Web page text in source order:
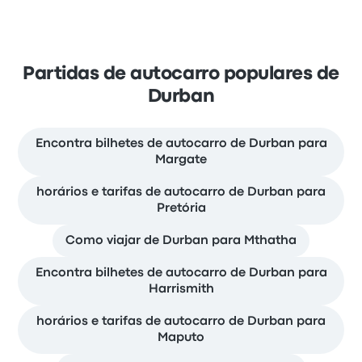
Partidas de autocarro populares de
Durban
Encontra bilhetes de autocarro de Durban para
Margate
horários e tarifas de autocarro de Durban para
Pretória
Como viajar de Durban para Mthatha
Encontra bilhetes de autocarro de Durban para
Harrismith
horários e tarifas de autocarro de Durban para
Maputo